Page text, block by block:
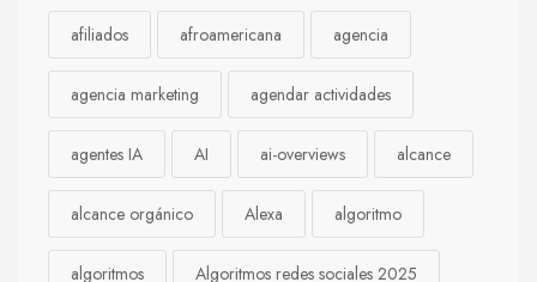
afiliados afroamericana agencia
agencia marketing agendar actividades
agentes IA AI ai-overviews alcance
alcance orgánico Alexa algoritmo
algoritmos Algoritmos redes sociales 2025